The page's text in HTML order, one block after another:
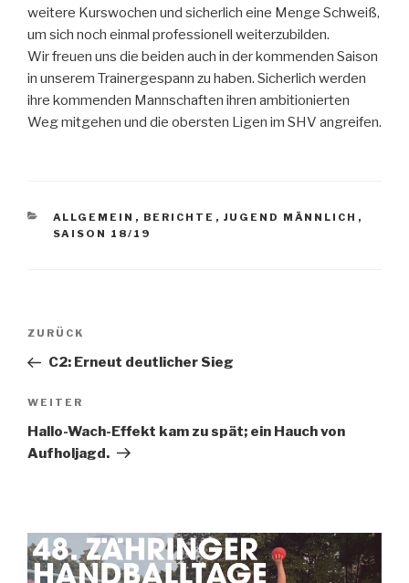
weitere Kurswochen und sicherlich eine Menge Schweiß,
um sich noch einmal professionell weiterzubilden.
Wir freuen uns die beiden auch in der kommenden Saison
in unserem Trainergespann zu haben. Sicherlich werden
ihre kommenden Mannschaften ihren ambitionierten
Weg mitgehen und die obersten Ligen im SHV angreifen.
ALLGEMEIN , BERICHTE , JUGEND MÄNNLICH ,
SAISON 18/19
ZURÜCK
C2: Erneut deutlicher Sieg
WEITER
Hallo-Wach-Effekt kam zu spät; ein Hauch von
Aufholjagd.